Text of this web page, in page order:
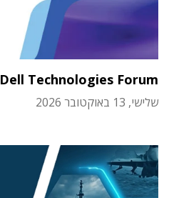
Dell Technologies Forum
שלישי, 13 באוקטובר 2026